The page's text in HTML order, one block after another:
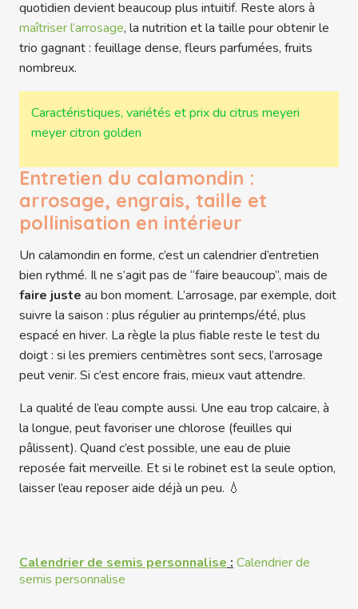
quotidien devient beaucoup plus intuitif. Reste alors à
maîtriser l’arrosage, la nutrition et la taille pour obtenir le
trio gagnant : feuillage dense, fleurs parfumées, fruits
nombreux.
Caractéristiques, variétés et prix du citrus meyeri
meyer citron golden
Entretien du calamondin :
arrosage, engrais, taille et
pollinisation en intérieur
Un calamondin en forme, c’est un calendrier d’entretien
bien rythmé. Il ne s’agit pas de “faire beaucoup”, mais de
faire juste au bon moment. L’arrosage, par exemple, doit
suivre la saison : plus régulier au printemps/été, plus
espacé en hiver. La règle la plus fiable reste le test du
doigt : si les premiers centimètres sont secs, l’arrosage
peut venir. Si c’est encore frais, mieux vaut attendre.
La qualité de l’eau compte aussi. Une eau trop calcaire, à
la longue, peut favoriser une chlorose (feuilles qui
pâlissent). Quand c’est possible, une eau de pluie
reposée fait merveille. Et si le robinet est la seule option,
laisser l’eau reposer aide déjà un peu. 💧
Calendrier de semis personnalise : Calendrier de
semis personnalise